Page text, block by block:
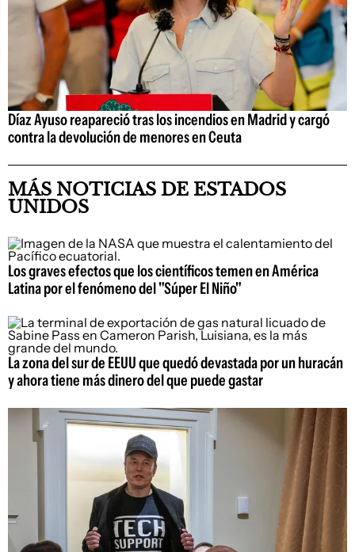
Díaz Ayuso reapareció tras los incendios en Madrid y cargó
contra la devolución de menores en Ceuta
MÁS NOTICIAS DE ESTADOS
UNIDOS
Los graves efectos que los científicos temen en América
Latina por el fenómeno del "Súper El Niño"
La zona del sur de EEUU que quedó devastada por un huracán
y ahora tiene más dinero del que puede gastar